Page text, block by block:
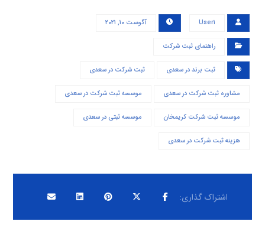
User۱ آگوست ۱۰, ۲۰۲۱
راهنمای ثبت شرکت
ثبت برند در سعدی ثبت شرکت در سعدی
مشاوره ثبت شرکت در سعدی موسسه ثبت شرکت در سعدی
موسسه ثبت شرکت کریمخان موسسه ثبتی در سعدی
هزینه ثبت شرکت در سعدی